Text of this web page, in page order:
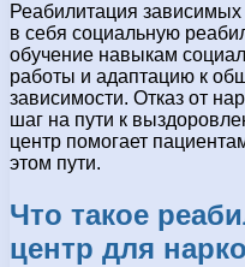
Реабилитация зависимых
в себя социальную
обучение навыкам
работы и адаптацию к
зависимости. Отказ от
шаг на пути к
центр помогает
этом пути.
Что такое
центр для